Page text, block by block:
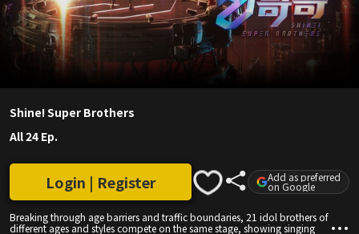
Shine! Super Brothers
All 24 Ep.
Breaking through age barriers and traffic boundaries, 21 idol brothers of
different ages and styles compete on the same stage, showing singing
Login | Register Add as preferred
on Google